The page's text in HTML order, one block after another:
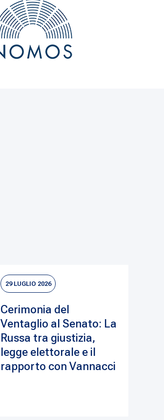
29 LUGLIO 2026
Cerimonia del
Ventaglio al Senato: La
Russa tra giustizia,
legge elettorale e il
rapporto con Vannacci